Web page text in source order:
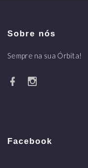
Sobre nós
Sempre na sua Órbita!
Facebook